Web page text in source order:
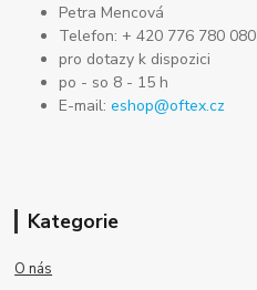
Petra Mencová
Telefon: + 420 776 780 080
pro dotazy k dispozici
po - so 8 - 15 h
E-mail:eshop@oftex.cz
Kategorie
O nás